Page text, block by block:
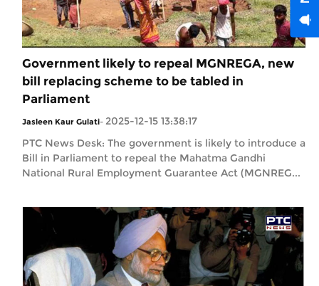
Government likely to repeal MGNREGA, new
bill replacing scheme to be tabled in
Parliament
Jasleen Kaur Gulati- 2025-12-15 13:38:17
PTC News Desk: The government is likely to introduce a
Bill in Parliament to repeal the Mahatma Gandhi
National Rural Employment Guarantee Act (MGNREG...